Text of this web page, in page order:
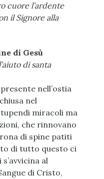
cuore l’ardente
il Signore alla
di Gesù
di santa
nell’ostia
nel
miracoli ma
che rinnovano
di spine patiti
di tutto questo ci
al
di Cristo,